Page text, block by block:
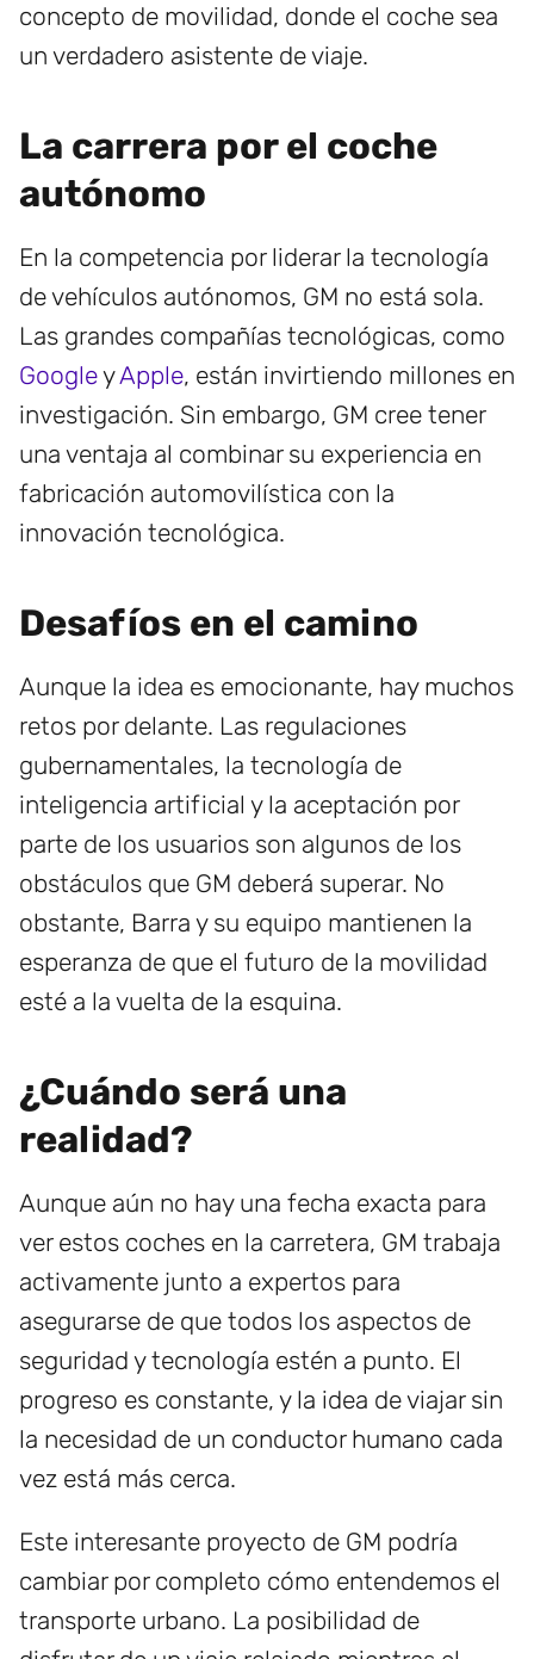
concepto de movilidad, donde el coche sea
un verdadero asistente de viaje.
La carrera por el coche
autónomo
En la competencia por liderar la tecnología
de vehículos autónomos, GM no está sola.
Las grandes compañías tecnológicas, como
GoogleyApple, están invirtiendo millones en
investigación. Sin embargo, GM cree tener
una ventaja al combinar su experiencia en
fabricación automovilística con la
innovación tecnológica.
Desafíos en el camino
Aunque la idea es emocionante, hay muchos
retos por delante. Las regulaciones
gubernamentales, la tecnología de
inteligencia artificial y la aceptación por
parte de los usuarios son algunos de los
obstáculos que GM deberá superar. No
obstante, Barra y su equipo mantienen la
esperanza de que el futuro de la movilidad
esté a la vuelta de la esquina.
¿Cuándo será una
realidad?
Aunque aún no hay una fecha exacta para
ver estos coches en la carretera, GM trabaja
activamente junto a expertos para
asegurarse de que todos los aspectos de
seguridad y tecnología estén a punto. El
progreso es constante, y la idea de viajar sin
la necesidad de un conductor humano cada
vez está más cerca.
Este interesante proyecto de GM podría
cambiar por completo cómo entendemos el
transporte urbano. La posibilidad de